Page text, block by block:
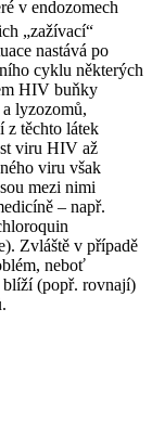
v endozomech
„zažívací“
nastává po
cyklu některých
HIV buňky
lyzozomů,
z těchto látek
viru HIV až
viru však
mezi nimi
– např.
Zvláště v případě
neboť
blíží (popř. rovnají)